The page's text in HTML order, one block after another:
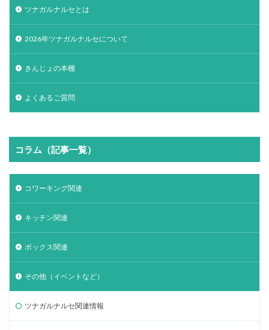
ツナガルナルセとは
2026年ツナガルナルセについて
きんじょの本棚
よくあるご質問
コラム（記事一覧）
コワーキング関連
キッチン関連
ボックス関連
その他（イベントなど）
ツナガルナルセ関連情報